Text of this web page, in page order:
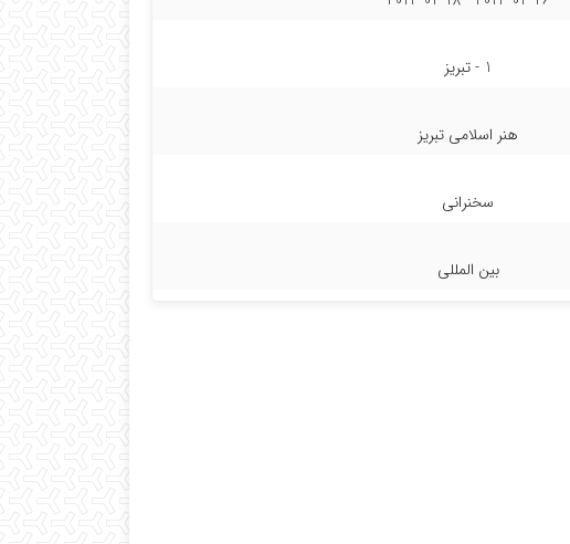
1 - تبریز
هنر اسلامی تبریز
سخنرانی
بین المللی